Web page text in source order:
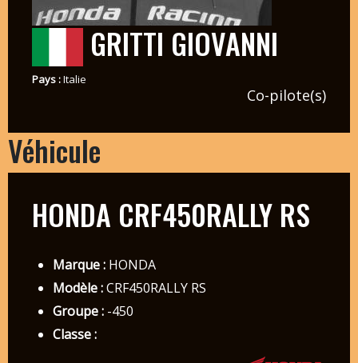
GRITTI GIOVANNI
Pays :Italie
Co-pilote(s)
Véhicule
HONDA CRF450RALLY RS
Marque :HONDA
Modèle :CRF450RALLY RS
Groupe :-450
Classe :